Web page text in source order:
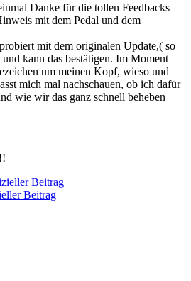
Danke für die tollen Feedbacks
mit dem Pedal und dem
mit dem originalen Update,( so
kann das bestätigen. Im Moment
um meinen Kopf, wieso und
mich mal nachschauen, ob ich dafür
wie wir das ganz schnell beheben
Beitrag
Beitrag